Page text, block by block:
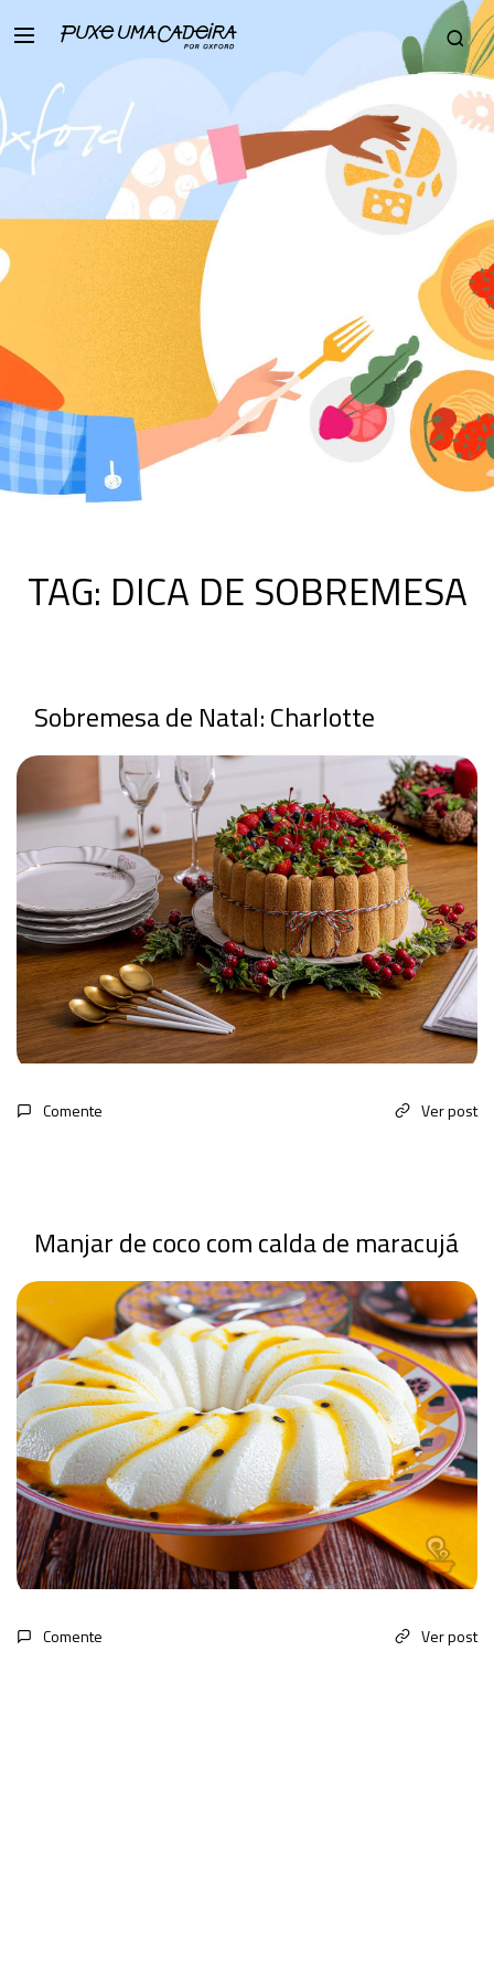
TAG: DICA DE SOBREMESA
Sobremesa de Natal: Charlotte
Comente Ver post
Manjar de coco com calda de maracujá
Comente Ver post